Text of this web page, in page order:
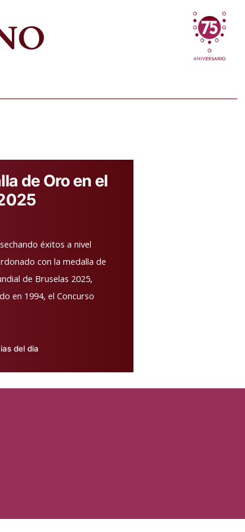
de Oro en el
éxitos a nivel
con la medalla de
de Bruselas 2025,
en 1994, el Concurso
del dia